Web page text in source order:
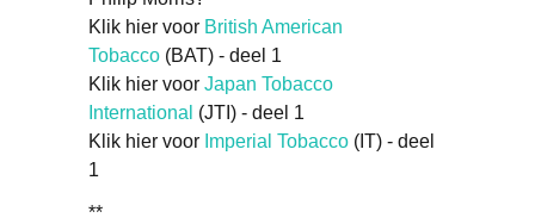
Klik hier voor British American
Tobacco (BAT) - deel 1
Klik hier voor Japan Tobacco
International (JTI) - deel 1
Klik hier voor Imperial Tobacco (IT) - deel
1
**